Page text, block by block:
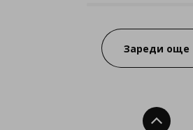
Зареди още
Нагоре